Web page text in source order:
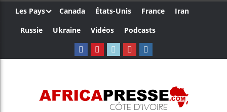
Les Pays Canada États-Unis France
Iran
Russie
Ukraine Vidéos Podcasts